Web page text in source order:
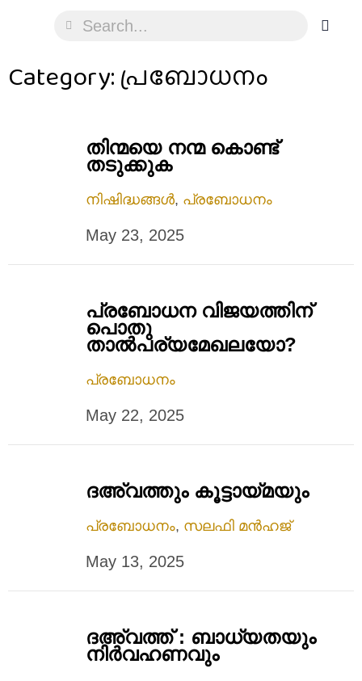
Category: പ്രബോധനം
തിന്മയെ നന്മ കൊണ്ട്
തടുക്കുക
നിഷിദ്ധങ്ങൾ, പ്രബോധനം
May 23, 2025
പ്രബോധന വിജയത്തിന്‌
പൊതു
താല്‍പര്യമേഖലയോ?
പ്രബോധനം
May 22, 2025
ദഅ്‌വത്തും കൂട്ടായ്മയും
പ്രബോധനം, സലഫി മൻഹജ്
May 13, 2025
ദഅ്‌വത്ത് : ബാധ്യതയും
നിര്‍വഹണവും